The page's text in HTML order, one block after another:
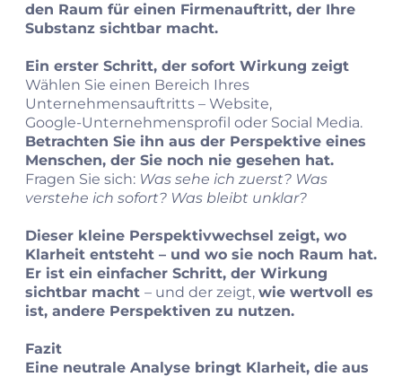
den Raum für einen Firmenauftritt, der Ihre
Substanz sichtbar macht.
Ein erster Schritt, der sofort Wirkung zeigt
Wählen Sie einen Bereich Ihres
Unternehmensauftritts – Website,
Google‑Unternehmensprofil oder Social Media.
Betrachten Sie ihn aus der Perspektive eines
Menschen, der Sie noch nie gesehen hat.
Fragen Sie sich: Was sehe ich zuerst? Was
verstehe ich sofort? Was bleibt unklar?
Dieser kleine Perspektivwechsel zeigt, wo
Klarheit entsteht – und wo sie noch Raum hat.
Er ist ein einfacher Schritt, der Wirkung
sichtbar macht – und der zeigt, wie wertvoll es
ist, andere Perspektiven zu nutzen.
Fazit
Eine neutrale Analyse bringt Klarheit, die aus